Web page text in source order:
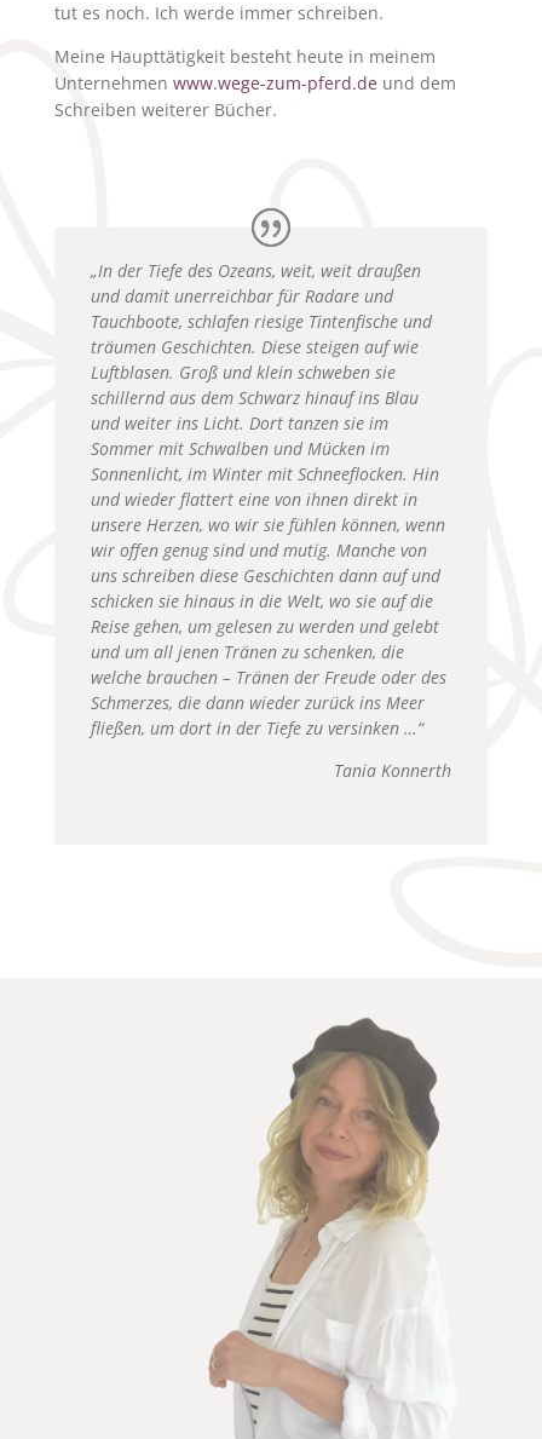
tut es noch. Ich werde immer schreiben.
Meine Haupttätigkeit besteht heute in meinem
Unternehmen www.wege-zum-pferd.de und dem
Schreiben weiterer Bücher.
„In der Tiefe des Ozeans, weit, weit draußen
und damit unerreichbar für Radare und
Tauchboote, schlafen riesige Tintenfische und
träumen Geschichten. Diese steigen auf wie
Luftblasen. Groß und klein schweben sie
schillernd aus dem Schwarz hinauf ins Blau
und weiter ins Licht. Dort tanzen sie im
Sommer mit Schwalben und Mücken im
Sonnenlicht, im Winter mit Schneeflocken. Hin
und wieder flattert eine von ihnen direkt in
unsere Herzen, wo wir sie fühlen können, wenn
wir offen genug sind und mutig. Manche von
uns schreiben diese Geschichten dann auf und
schicken sie hinaus in die Welt, wo sie auf die
Reise gehen, um gelesen zu werden und gelebt
und um all jenen Tränen zu schenken, die
welche brauchen – Tränen der Freude oder des
Schmerzes, die dann wieder zurück ins Meer
fließen, um dort in der Tiefezu versinken …“
Tania Konnerth